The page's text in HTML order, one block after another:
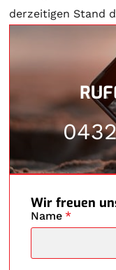
derzeitigen Stand
Wir freuen
Name *